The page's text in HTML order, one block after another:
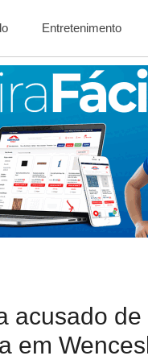
Entretenimento
acusado de
em